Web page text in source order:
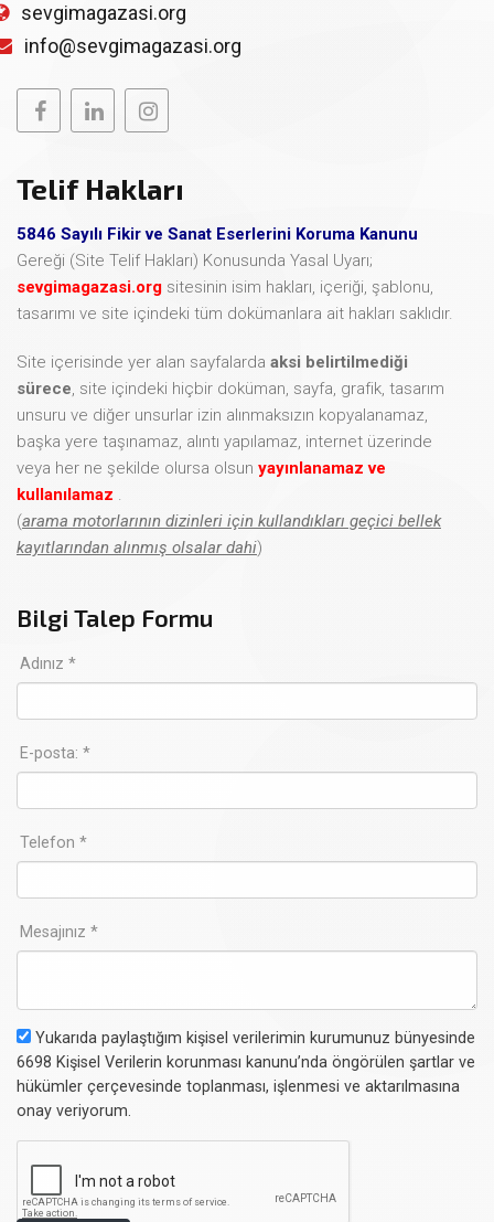
sevgimagazasi.org
info@sevgimagazasi.org
Telif Hakları
5846 Sayılı Fikir ve Sanat Eserlerini Koruma Kanunu
Gereği (Site Telif Hakları) Konusunda Yasal Uyarı;
sevgimagazasi.org sitesinin isim hakları, içeriği, şablonu,
tasarımı ve site içindeki tüm dokümanlara ait hakları saklıdır.
Site içerisinde yer alan sayfalarda aksi belirtilmediği
sürece, site içindeki hiçbir doküman, sayfa, grafik, tasarım
unsuru ve diğer unsurlar izin alınmaksızın kopyalanamaz,
başka yere taşınamaz, alıntı yapılamaz, internet üzerinde
veya her ne şekilde olursa olsun yayınlanamaz ve
kullanılamaz .
(arama motorlarının dizinleri için kullandıkları geçici bellek
kayıtlarından alınmış olsalar dahi)
Bilgi Talep Formu
Adınız *
E-posta: *
Telefon *
Mesajınız *
Yukarıda paylaştığım kişisel verilerimin kurumunuz bünyesinde
6698 Kişisel Verilerin korunması kanunu’nda öngörülen şartlar ve
hükümler çerçevesinde toplanması, işlenmesi ve aktarılmasına
onay veriyorum.